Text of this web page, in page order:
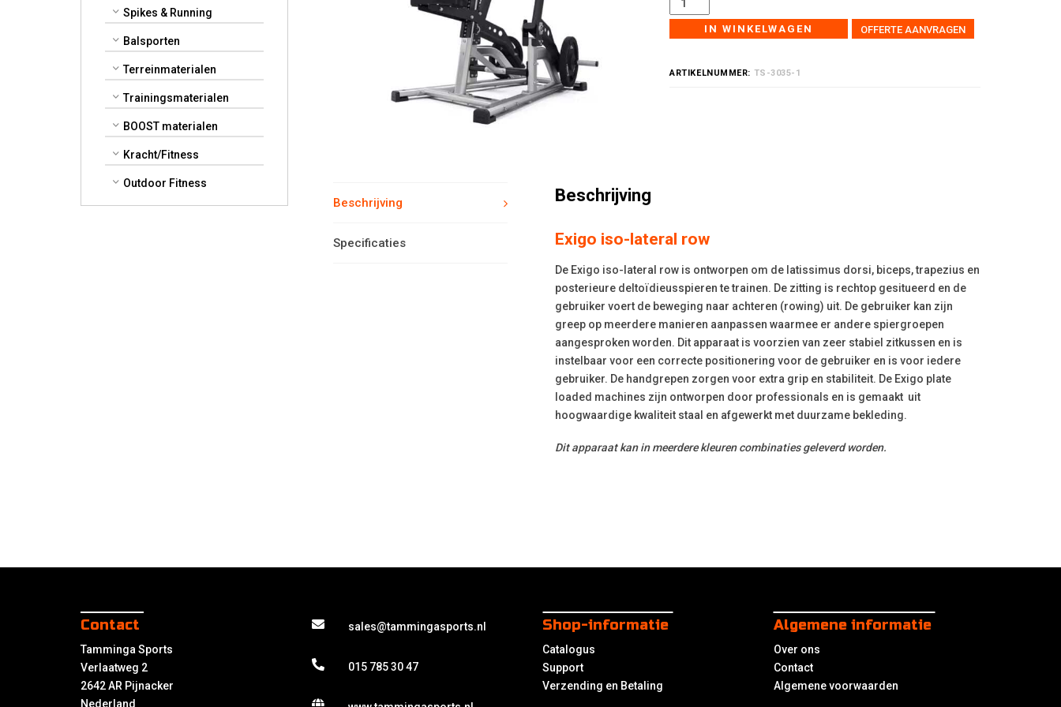
Spikes & Running
Balsporten
Terreinmaterialen
Trainingsmaterialen
BOOST materialen
Kracht/Fitness
Outdoor Fitness
IN WINKELWAGEN OFFERTE AANVRAGEN
ARTIKELNUMMER: TS-3035-1
Beschrijving
Specificaties
Beschrijving
Exigo iso-lateral row
De Exigo iso-lateral row is ontworpen om de latissimus dorsi, biceps, trapezius en
posterieure deltoïdieusspieren te trainen. De zitting is rechtop gesitueerd en de
gebruiker voert de beweging naar achteren (rowing) uit. De gebruiker kan zijn
greep op meerdere manieren aanpassen waarmee er andere spiergroepen
aangesproken worden. Dit apparaat is voorzien van zeer stabiel zitkussen en is
instelbaar voor een correcte positionering voor de gebruiker en is voor iedere
gebruiker. De handgrepen zorgen voor extra grip en stabiliteit. De Exigo plate
loaded machines zijn ontworpen door professionals en is gemaakt uit
hoogwaardige kwaliteit staal en afgewerkt met duurzame bekleding.
Dit apparaat kan in meerdere kleuren combinaties geleverd worden.
Contact
Tamminga Sports
Verlaatweg 2
2642 AR Pijnacker
Nederland
sales@tammingasports.nl
015 785 30 47
Shop-informatie
Catalogus
Support
Verzending en Betaling
Algemene informatie
Over ons
Contact
Algemene voorwaarden